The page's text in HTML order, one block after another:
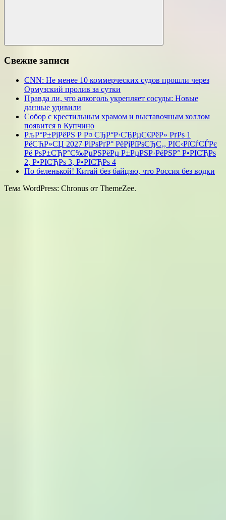
Поиск
Свежие записи
CNN: Не менее 10 коммерческих судов прошли через
Ормузский пролив за сутки
Правда ли, что алкоголь укрепляет сосуды: Новые
данные удивили
Собор с крестильным храмом и выставочным холлом
появится в Купчино
РљР°Р±РјРёРЅ Р Р¤ СЂР°Р·СЂРµС€РёР» РґРѕ 1
РёСЋР»СЏ 2027 РіРѕРґР° РёРјРїРѕСЂС‚, РІС‹РїСѓСЃРє
Рё РѕР±СЂР°С‰РµРЅРёРµ Р±РµРЅР·РёРЅР° Р•РІСЂРѕ
2, Р•РІСЂРѕ 3, Р•РІСЂРѕ 4
По беленькой! Китай без байцзю, что Россия без водки
Тема WordPress: Chronus от ThemeZee.